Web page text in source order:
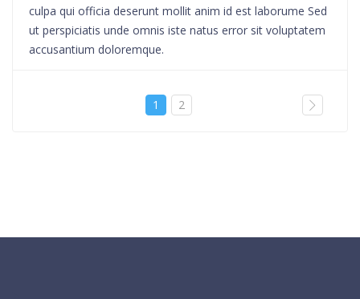
culpa qui officia deserunt mollit anim id est laborume Sed
ut perspiciatis unde omnis iste natus error sit voluptatem
accusantium doloremque.
1 2